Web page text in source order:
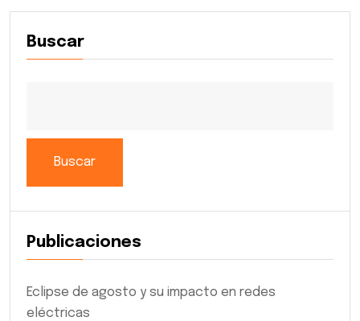
Buscar
Buscar
Publicaciones
Eclipse de agosto y su impacto en redes
eléctricas